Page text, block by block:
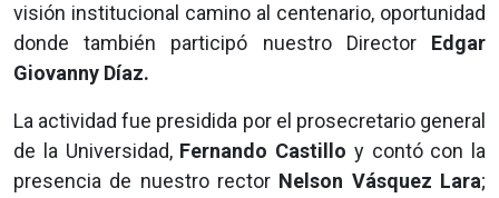
visión institucional camino al centenario, oportunidad
donde también participó nuestro Director Edgar
Giovanny Díaz.
La actividad fue presidida por el prosecretario general
de la Universidad, Fernando Castillo y contó con la
presencia de nuestro rector Nelson Vásquez Lara;